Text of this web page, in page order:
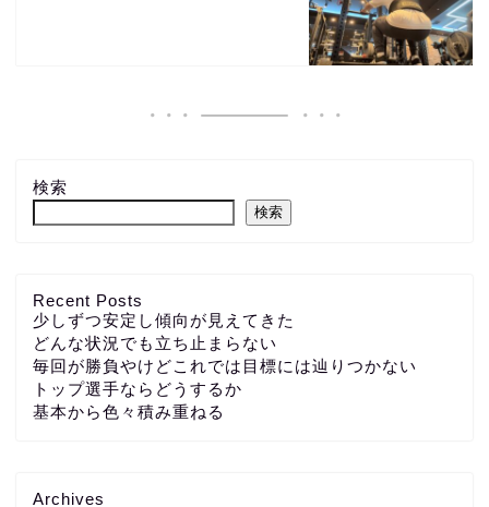
検索
検索
Recent Posts
少しずつ安定し傾向が見えてきた
どんな状況でも立ち止まらない
毎回が勝負やけどこれでは目標には辿りつかない
トップ選手ならどうするか
基本から色々積み重ねる
Archives